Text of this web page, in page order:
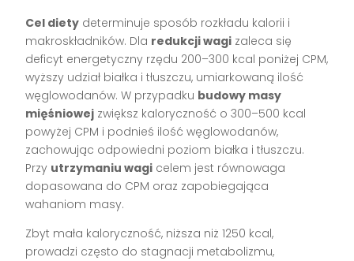
Cel diety determinuje sposób rozkładu kalorii i
makroskładników. Dla redukcji wagi zaleca się
deficyt energetyczny rzędu 200–300 kcal poniżej CPM,
wyższy udział białka i tłuszczu, umiarkowaną ilość
węglowodanów. W przypadku budowy masy
mięśniowej zwiększ kaloryczność o 300–500 kcal
powyżej CPM i podnieś ilość węglowodanów,
zachowując odpowiedni poziom białka i tłuszczu.
Przy utrzymaniu wagi celem jest równowaga
dopasowana do CPM oraz zapobiegająca
wahaniom masy.
Zbyt mała kaloryczność, niższa niż 1250 kcal,
prowadzi często do stagnacji metabolizmu,